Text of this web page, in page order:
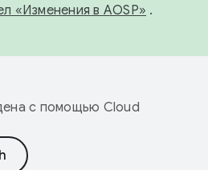
«Изменения в AOSP» .
с помощью Cloud